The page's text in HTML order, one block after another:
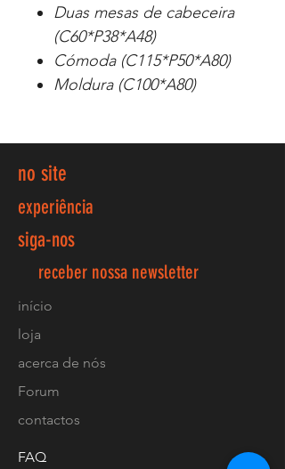
Duas mesas de cabeceira
(C60*P38*A48)
Cómoda (C115*P50*A80)
Moldura (C100*A80)
no site
experiência
siga-nos
receber nossa newsletter
início
loja
acerca de nós
Forum
contactos
FAQ